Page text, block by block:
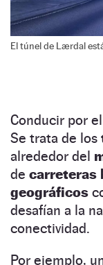
El túnel de Lærdal
Conducir por
Se trata de los
alrededor del
de carreteras
geográficos
desafían a la
conectividad.
Por ejemplo,